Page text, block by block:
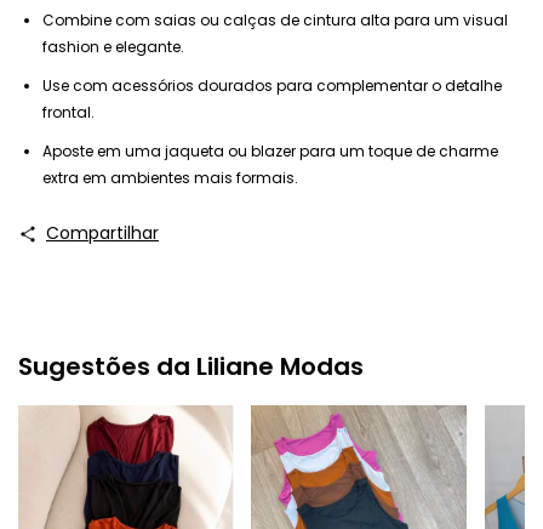
Combine com saias ou calças de cintura alta para um visual
fashion e elegante.
Use com acessórios dourados para complementar o detalhe
frontal.
Aposte em uma jaqueta ou blazer para um toque de charme
extra em ambientes mais formais.
Compartilhar
Sugestões da Liliane Modas